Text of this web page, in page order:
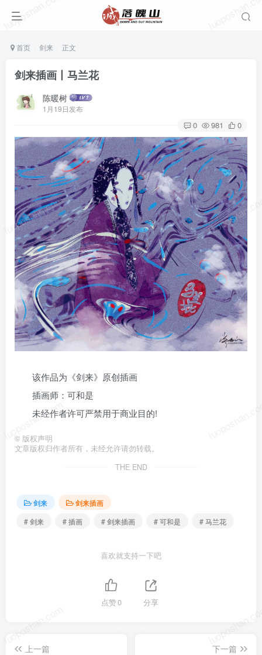
首页 剑来 正文
剑来插画丨马兰花
陈暖树
1月19日发布
0 981 0
luoposhan.com
luoposhan.com
luoposhan.com
luoposhan.com
该作品为《剑来》原创插画
插画师：可和是
未经作者许可严禁用于商业目的!
© 版权声明
文章版权归作者所有，未经允许请勿转载。
THE END
剑来
剑来插画
# 剑来
# 插画 # 剑来插画 # 可和是 # 马兰花
喜欢就支持一下吧
点赞0 分享
上一篇
下一篇